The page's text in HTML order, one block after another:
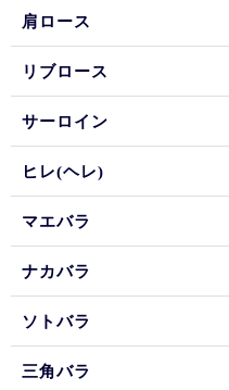
肩ロース
リブロース
サーロイン
ヒレ(ヘレ)
マエバラ
ナカバラ
ソトバラ
三角バラ